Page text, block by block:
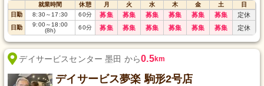
就業時間 休憩 月 火 水 木 金 土
日
日勤
8:30～17:30 60分 募集 募集 募集 募集 募集 募集 定休
日勤 9:00～18:00
(8h)
60分 募集 募集 募集 募集 募集 募集 定休
デイサービスセンター 墨田 から0.5km
デイサービス夢楽 駒形2号店